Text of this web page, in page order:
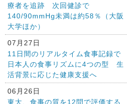
療者を追跡 次回健診で
140/90mmHg未満は約58％（大阪
大学ほか）
07月27日
11日間のリアルタイム食事記録で
日本人の食事リズムに4つの型 生
活背景に応じた健康支援へ
06月26日
東大、食事の質を12問で評価する